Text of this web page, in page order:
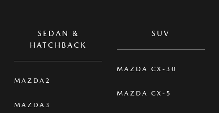
SEDAN &
HATCHBACK
MAZDA2
MAZDA3
SUV
MAZDA CX-30
MAZDA CX-5